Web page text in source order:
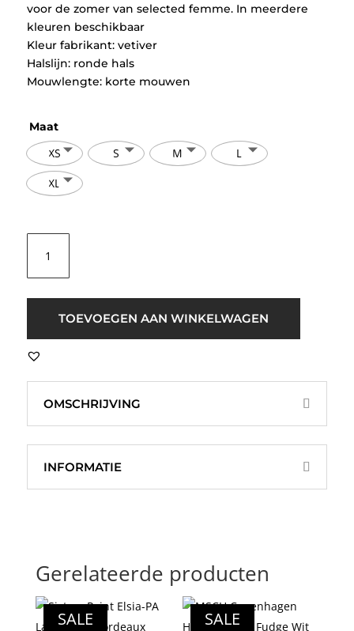
voor de zomer van selected femme. In meerdere
kleuren beschikbaar
Kleur fabrikant: vetiver
Halslijn: ronde hals
Mouwlengte: korte mouwen
Maat
XS S M
L
XL
Femme
SLFVilja
Linnen
Groen
TOEVOEGEN AAN WINKELWAGEN
OMSCHRIJVING
INFORMATIE
Gerelateerde producten
SALE SALE